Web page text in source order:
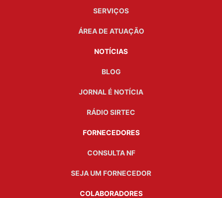
SERVIÇOS
ÁREA DE ATUAÇÃO
NOTÍCIAS
BLOG
JORNAL É NOTÍCIA
RÁDIO SIRTEC
FORNECEDORES
CONSULTA NF
SEJA UM FORNECEDOR
COLABORADORES